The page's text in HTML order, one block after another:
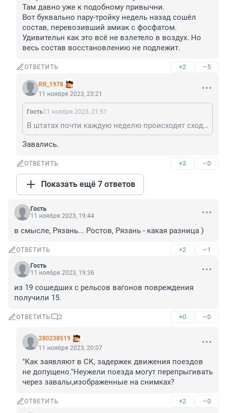
Там давно уже к подобному привычни.
Вот буквально пару-тройку недель назад сошёл
состав, перевозивший амиак с фосфатом.
Удивительн как это всё не взлетело в воздух. Но
весь состав восстановлению не подлежит.
ОТВЕТИТЬ +2 –5
RR_1978
11 ноября 2023, 23:21
Гость11 ноября 2023, 21:51
В штатах почти каждую неделю происходят сходы паровозов с рельс. И ничего. Никто не заморачивается и не задаётся вопросами из-за чего и почему. Там давно уже к подобному привычни. Вот буквально пару-тройку недель назад сошёл состав, перевозивший амиак с фосфатом. Удивительн как это всё не взлетело в воздух. Но весь состав восстановлению не подлежит.
Завались.
ОТВЕТИТЬ +3 –0
Показать ещё 7 ответов
Гость
11 ноября 2023, 19:44
в смысле, Рязань... Ростов, Рязань - какая разница )
ОТВЕТИТЬ +2 –1
Гость
11 ноября 2023, 19:36
из 19 сошедших с рельсов вагонов повреждения
получили 15.
ОТВЕТИТЬ 2 +0 –0
280238519
11 ноября 2023, 20:07
"Как заявляют в СК, задержек движения поездов
не допущено."Неужели поезда могут перепрыгивать
через завалы,изображенные на снимках?
ОТВЕТИТЬ +2 –0